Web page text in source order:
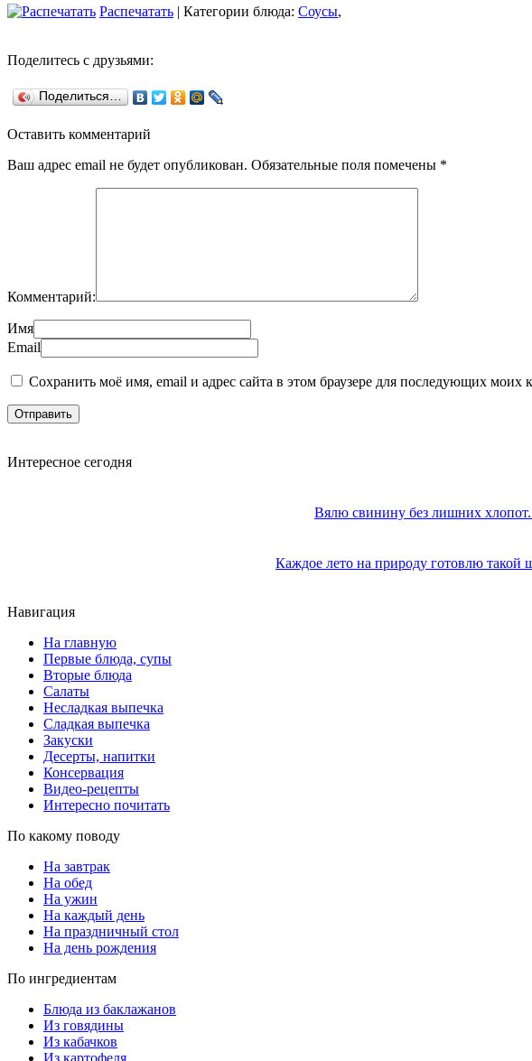
Распечатать | Категории блюда: Соусы,
Поделитесь с друзьями:
Поделиться…
Оставить комментарий
Ваш адрес email не будет опубликован. Обязательные поля помечены *
Комментарий:
Имя
Email
Сохранить моё имя, email и адрес сайта в этом браузере для последующих моих
Интересное сегодня
Вялю свинину без лишних хлопот.
Каждое лето на природу готовлю
Навигация
На главную
Первые блюда, супы
Вторые блюда
Салаты
Несладкая выпечка
Сладкая выпечка
Закуски
Десерты, напитки
Консервация
Видео-рецепты
Интересно почитать
По какому поводу
На завтрак
На обед
На ужин
На каждый день
На праздничный стол
На день рождения
По ингредиентам
Блюда из баклажанов
Из говядины
Из кабачков